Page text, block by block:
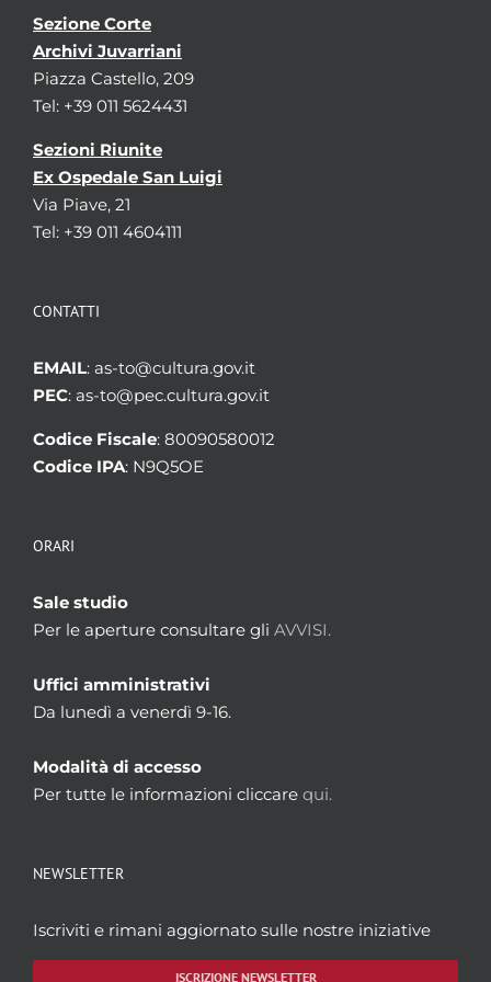
Sezione Corte
Archivi Juvarriani
Piazza Castello, 209
Tel: +39 011 5624431
Sezioni Riunite
Ex Ospedale San Luigi
Via Piave, 21
Tel: +39 011 4604111
CONTATTI
EMAIL: as-to@cultura.gov.it
PEC: as-to@pec.cultura.gov.it
Codice Fiscale: 80090580012
Codice IPA: N9Q5OE
ORARI
Sale studio
Per le aperture consultare gli AVVISI.
Uffici amministrativi
Da lunedì a venerdì 9-16.
Modalità di accesso
Per tutte le informazioni cliccare qui.
NEWSLETTER
Iscriviti e rimani aggiornato sulle nostre iniziative
ISCRIZIONE NEWSLETTER